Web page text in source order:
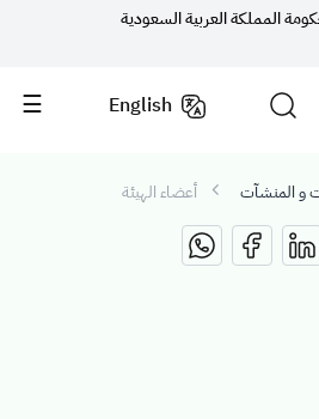
المملكة العربية السعودية
English
و المنشآت أعضاء الهيئة